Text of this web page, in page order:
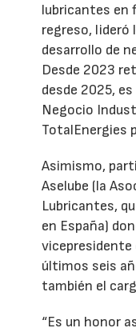
lubricantes en
regreso, lideró
desarrollo de
Desde 2023
desde 2025,
Negocio
TotalEnergies
Asimismo,
Aselube (la
Lubricantes,
en España)
vicepresidente
últimos seis
también el
“Es un honor